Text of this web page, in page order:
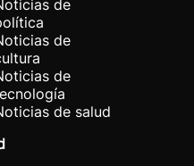
de
de
de
de salud